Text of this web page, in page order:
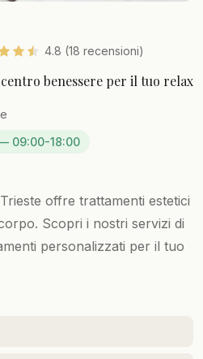
4.8 (18 recensioni)
benessere per il tuo relax
09:00-18:00
offre trattamenti estetici
Scopri i nostri servizi di
personalizzati per il tuo